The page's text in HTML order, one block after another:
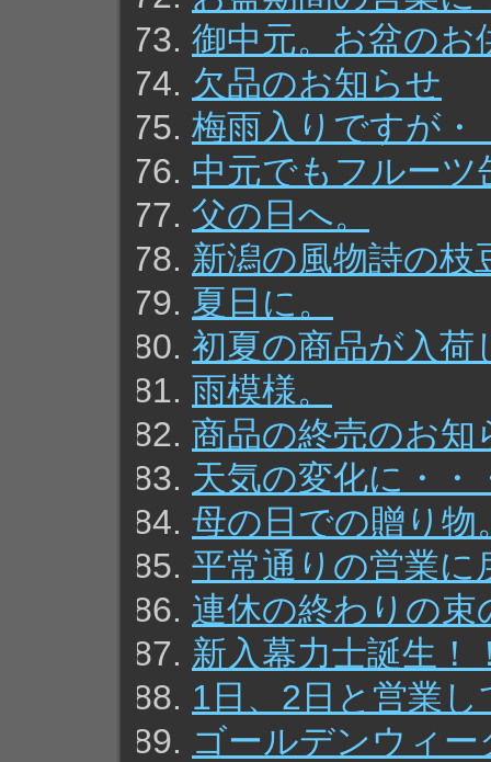
御中元。お盆のお
欠品のお知らせ
梅雨入りですが・
中元でもフルーツ
父の日へ。
新潟の風物詩の枝
夏日に。
初夏の商品が入荷
雨模様。
商品の終売のお知
天気の変化に・・
母の日での贈り物
平常通りの営業に
連休の終わりの束
新入幕力士誕生！
1日、2日と営業
ゴールデンウィ